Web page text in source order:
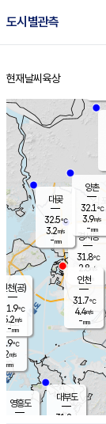
도시별관측
홈
현재날씨 육상
의도
℃
m/s
mm
영흥도
대부도
31.8
경서동
31.8℃
2.8 m/s
-mm
대곶
32.5℃
3.2m/s
-mm
양촌
32.1℃
3.9m/s
-mm
인천(공)
31.9℃
5.2m/s
-mm
인천
31.7℃
4.4m/s
-mm